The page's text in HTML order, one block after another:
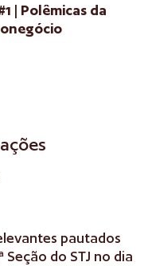
| Polêmicas da
pautados
do STJ no dia